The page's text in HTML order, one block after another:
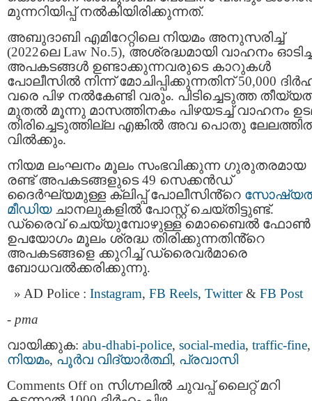
മുന്നറിയിപ്പ് നൽകിയിരിക്കുന്നത്.
അബുദാബി എമിറേറ്റിലെ നിയമം അനുസരിച്ച്
(2022ലെ Law No.5), അശ്രദ്ധമായി വാഹനം
അപകടങ്ങൾ ഉണ്ടാക്കുന്നവരുടെ കാറുകൾ
പോലീസിൽ നിന്ന് മോചിപ്പിക്കുന്നതിന് 50,000
വരെ പിഴ നൽകേണ്ടി വരും. പിടിച്ചെടുത്ത
മുതൽ മൂന്നു മാസത്തിനകം പിഴയടച്ച് വാഹനം
തിരിച്ചെടുത്തില്ല എങ്കിൽ അവ പൊതു
വിൽക്കും.
നിയമ ലംഘനം മൂലം സംഭവിക്കുന്ന ഗുരുതരമായ
രണ്ട് അപകടങ്ങളുടെ 49 സെക്കൻഡ്
ദൈർഘ്യമുള്ള ക്ലിപ്പ് പോലീസിൻ്റെ
മീഡിയചാനലുകളിൽ പോസ്റ്റ് ചെയ്തിട്ടുണ്ട്.
ഡ്രൈവ് ചെയ്യുമ്പോഴുള്ള മൊബൈൽ ഫോൺ
ഉപയോഗം മൂലം ശ്രദ്ധ തിരിക്കുന്നതിൻ്റെ
അപകടങ്ങളെ ക്കുറിച്ച് ഡ്രൈവർമാരെ
ബോധവൽക്കരിക്കുന്നു.
AD Police : Instagram, FB Reels, Twitter& FB Post
- pma
വായിക്കുക: abu-dhabi-police, social-media, traffic-fine,
നിയമം, പൂര്‍വ വിദ്യാര്‍ത്ഥി, പ്രവാസി
Comments Offon സിഗ്നലിൽ ചുവപ്പ് ലൈറ്റ് മറി